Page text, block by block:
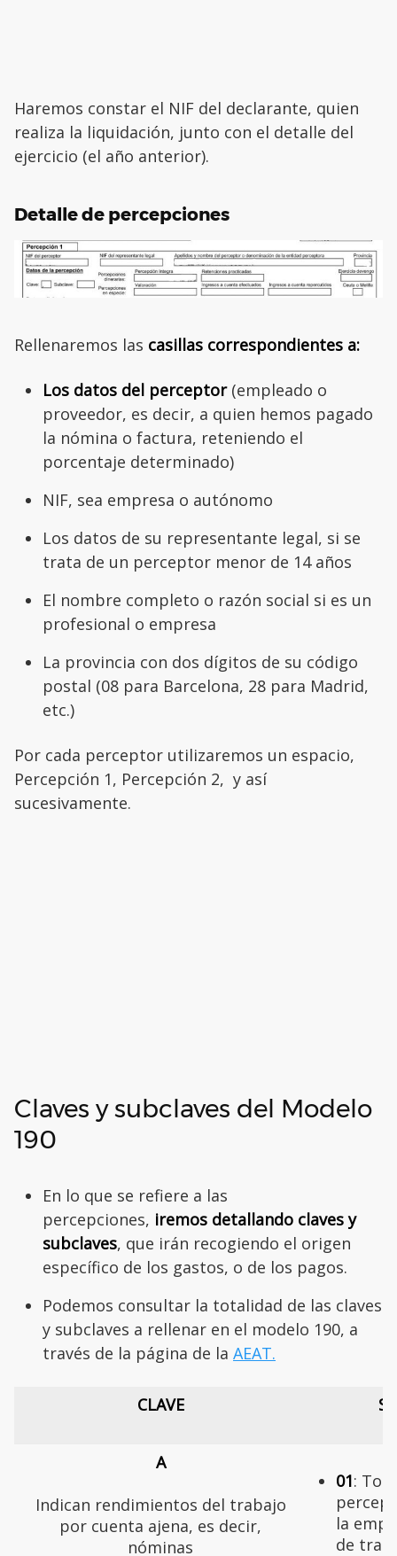
Haremos constar el NIF del declarante, quien
realiza la liquidación, junto con el detalle del
ejercicio (el año anterior).
Detalle de percepciones
Rellenaremos las casillas correspondientes a:
Los datos del perceptor(empleado o
proveedor, es decir, a quien hemos pagado
la nómina o factura, reteniendo el
porcentaje determinado)
NIF, sea empresa o autónomo
Los datos de su representante legal, si se
trata de un perceptor menor de 14 años
El nombre completo o razón social si es un
profesional o empresa
La provincia con dos dígitos de su código
postal (08 para Barcelona, 28 para Madrid,
etc.)
Por cada perceptor utilizaremos un espacio,
Percepción 1, Percepción 2, y así
sucesivamente.
Claves y subclaves del Modelo
190
En lo que se refiere a las
percepciones, iremos detallando claves y
subclaves, que irán recogiendo el origen
específico de los gastos, o de los pagos.
Podemos consultar la totalidad de las claves
y subclaves a rellenar en el modelo 190, a
través de la página de la AEAT.
CLAVE
A
Indican rendimientos del trabajo
por cuenta ajena, es decir,
nóminas
01:
la
de